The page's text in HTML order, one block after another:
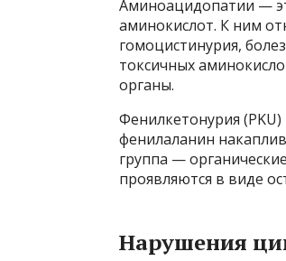
Аминоацидопатии —
аминокислот. К ним
гомоцистинурия,
токсичных
органы.
Фенилкетонурия
фенилаланин
группа —
проявляются в виде
Нарушения